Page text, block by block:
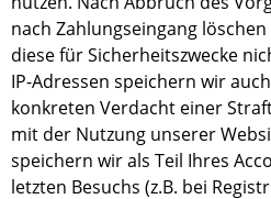
nach Zahlungseingang
diese für Sicherheitszwecke
IP-Adressen speichern wir
konkreten Verdacht einer
mit der Nutzung unserer
speichern wir als Teil Ihres
letzten Besuchs (z.B. bei